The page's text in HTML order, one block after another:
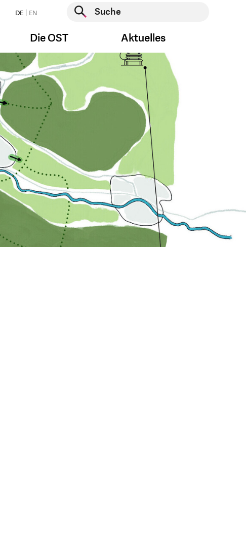
DE EN
Suche starten
Die OST Aktuelles